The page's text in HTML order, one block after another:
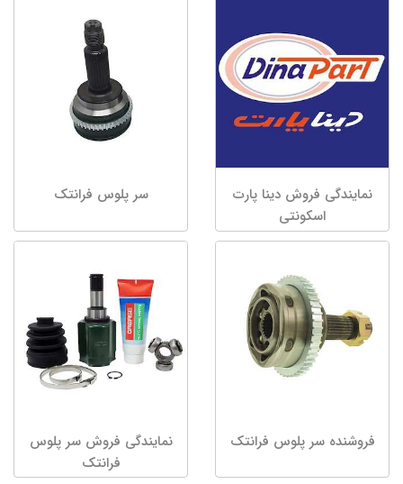
نمایندگی فروش دینا پارت
اسکونتی
سر پلوس فرانتک
فروشنده سر پلوس فرانتک
نمایندگی فروش سر پلوس
فرانتک